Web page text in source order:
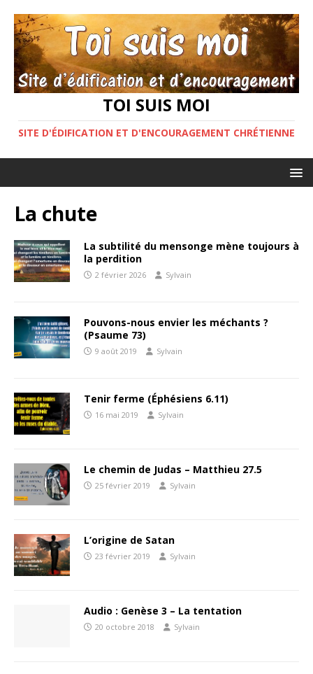
TOI SUIS MOI
SITE D'ÉDIFICATION ET D'ENCOURAGEMENT CHRÉTIENNE
La chute
La subtilité du mensonge mène toujours à
la perdition
2 février 2026 Sylvain
Pouvons-nous envier les méchants ?
(Psaume 73)
9 août 2019 Sylvain
Tenir ferme (Éphésiens 6.11)
16 mai 2019 Sylvain
Le chemin de Judas – Matthieu 27.5
25 février 2019 Sylvain
L’origine de Satan
23 février 2019 Sylvain
Audio : Genèse 3 – La tentation
20 octobre 2018 Sylvain